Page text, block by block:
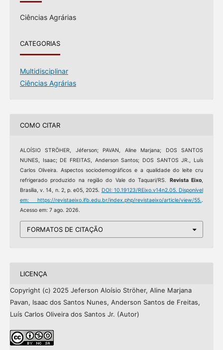
Ciências Agrárias
CATEGORIAS
Multidisciplinar
Ciências Agrárias
COMO CITAR
ALOÍSIO STRÖHER, Jéferson; PAVAN, Aline Marjana; DOS SANTOS
NUNES, Isaac; DE FREITAS, Anderson Santos; DOS SANTOS JR., Luís
Carlos Oliveira. Aspectos sociodemográficos e a qualidade do leite cru
refrigerado produzido na região do Vale do Taquari/RS. Revista Eixo,
Brasília, v. 14, n. 2, p. e05, 2025. DOI: 10.19123/REixo.v14n2.05. Disponível
em: https://revistaeixo.ifb.edu.br/index.php/revistaeixo/article/view/55..
Acesso em: 7 ago. 2026.
FORMATOS DE CITAÇÃO
LICENÇA
Copyright (c) 2025 Jeferson Aloísio Ströher, Aline Marjana
Pavan, Isaac dos Santos Nunes, Anderson Santos de Freitas,
Luís Carlos Oliveira dos Santos Jr. (Autor)